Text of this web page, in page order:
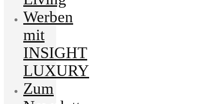
Werben
mit
INSIGHT
LUXURY
Zum